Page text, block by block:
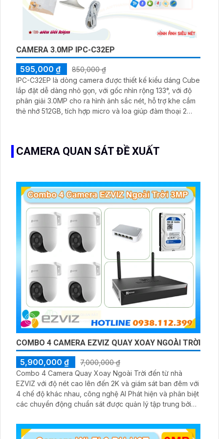
CAMERA 3.0MP IPC-C32EP
595,000 ₫
850,000 ₫
IPC-C32EP là dòng camera được thiết kế kiểu dáng Cube
lắp đặt dễ dàng nhỏ gọn, với gốc nhìn rộng 133°, với độ
phân giải 3.0MP cho ra hình ảnh sắc nét, hỗ trợ khe cắm
thẻ nhớ 512GB, tích hợp micro và loa giúp đàm thoại 2
CAMERA QUAN SÁT ĐỀ XUẤT
COMBO 4 CAMERA EZVIZ QUAY XOAY NGOÀI TRỜI
5,900,000 ₫
7,000,000 ₫
Combo 4 Camera Quay Xoay Ngoài Trời đến từ nhà
EZVIZ với độ nét cao lên đến 2K và giám sát ban đêm với
4 chế độ khác nhau, công nghệ AI Phát hiện và phân biệt
các chuyển động chuẩn sát được quản lý tập trung bởi